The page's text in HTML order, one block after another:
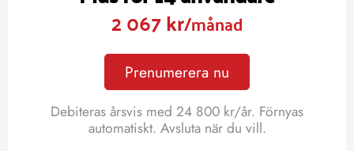
2 067 kr/månad
Prenumerera nu
Debiteras årsvis med 24 800 kr/år. Förnyas
automatiskt. Avsluta när du vill.